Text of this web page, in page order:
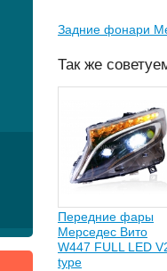
Задние фонари
Так же
Передние фары
Мерседес Вито
W447 FULL LED
type